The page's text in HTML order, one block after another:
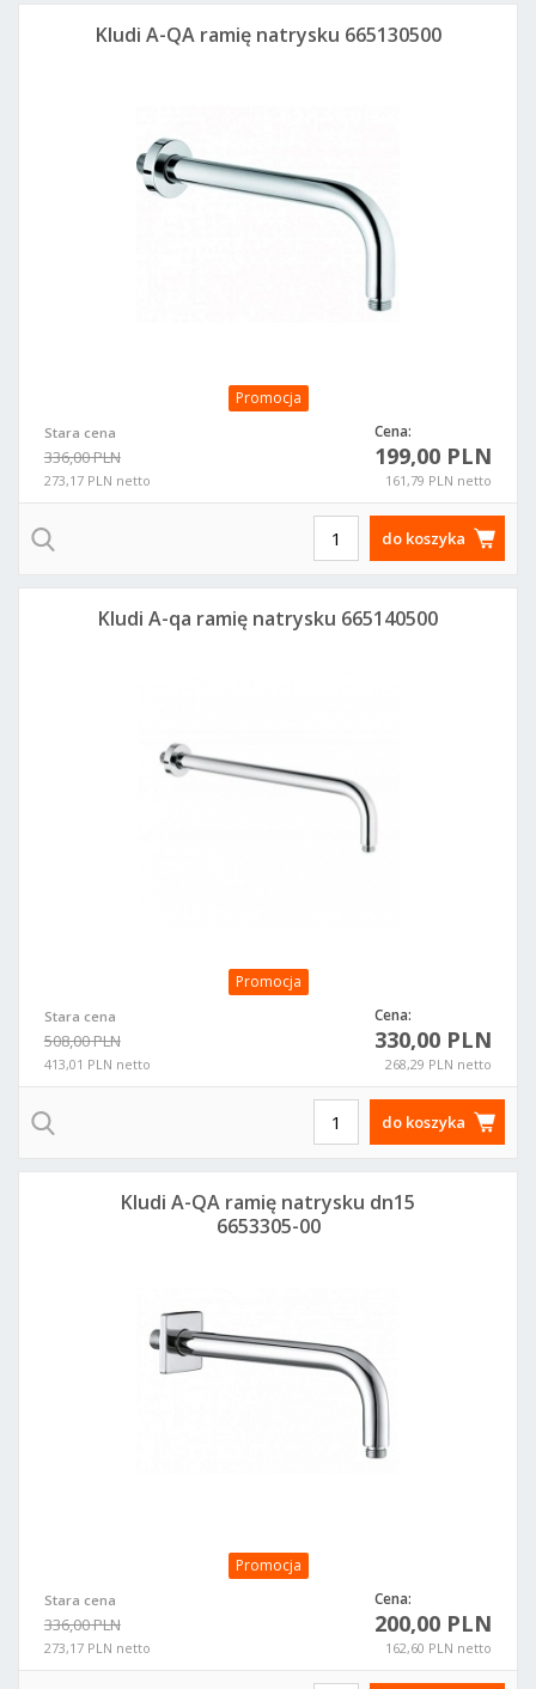
Promocja
Stara cena
336,00 PLN
273,17 PLN netto
Cena:
199,00 PLN
161,79 PLN netto
Kludi A-QA ramię natrysku 665130500
do koszyka
Promocja
Stara cena
508,00 PLN
413,01 PLN netto
Cena:
330,00 PLN
268,29 PLN netto
Kludi A-qa ramię natrysku 665140500
do koszyka
Promocja
Stara cena
336,00 PLN
273,17 PLN netto
Cena:
200,00 PLN
162,60 PLN netto
Kludi A-QA ramię natrysku dn15
6653305-00